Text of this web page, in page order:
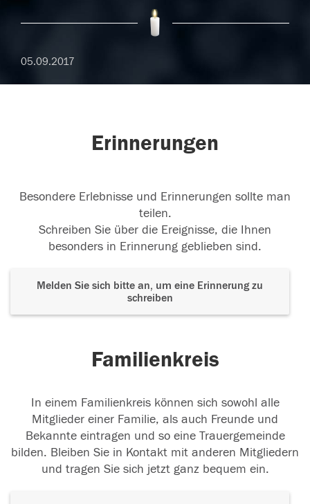
05.09.2017
Erinnerungen
Besondere Erlebnisse und Erinnerungen sollte man
teilen.
Schreiben Sie über die Ereignisse, die Ihnen
besonders in Erinnerung geblieben sind.
Melden Sie sich bitte an, um eine Erinnerung zu
schreiben
Familienkreis
In einem Familienkreis können sich sowohl alle
Mitglieder einer Familie, als auch Freunde und
Bekannte eintragen und so eine Trauergemeinde
bilden. Bleiben Sie in Kontakt mit anderen Mitgliedern
und tragen Sie sich jetzt ganz bequem ein.